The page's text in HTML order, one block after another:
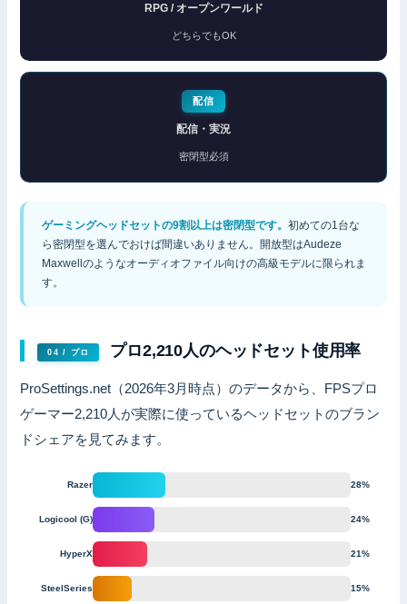
RPG / オープンワールド
どちらでもOK
配信
配信・実況
密閉型必須
ゲーミングヘッドセットの9割以上は密閉型です。初めての1台な
ら密閉型を選んでおけば間違いありません。開放型はAudeze
Maxwellのようなオーディオファイル向けの高級モデルに限られま
す。
04 / プロ プロ2,210人のヘッドセット使用率
ProSettings.net（2026年3月時点）のデータから、FPSプロ
ゲーマー2,210人が実際に使っているヘッドセットのブラン
ドシェアを見てみます。
Razer 28%
Logicool (G) 24%
HyperX 21%
SteelSeries 15%